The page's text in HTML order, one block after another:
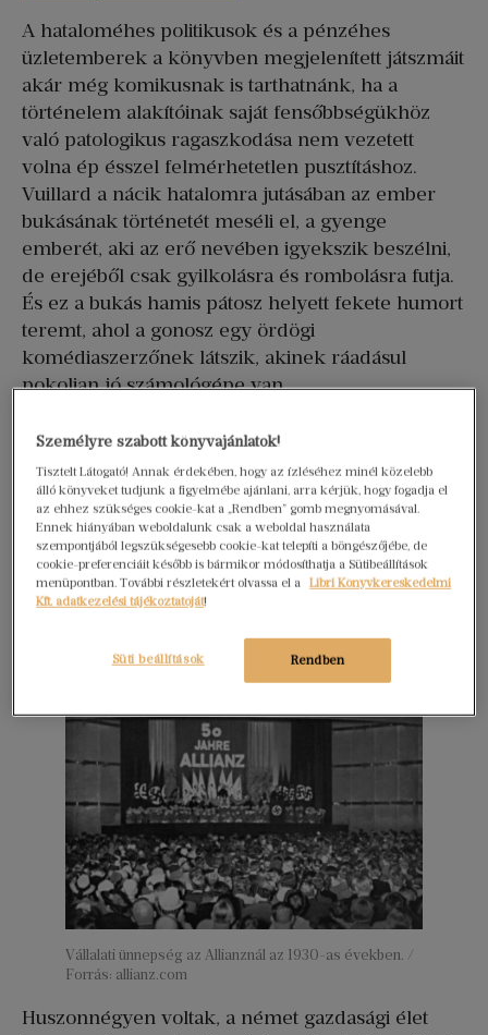
A hataloméhes politikusok és a pénzéhes
üzletemberek a könyvben megjelenített játszmáit
akár még komikusnak is tarthatnánk, ha a
történelem alakítóinak saját fensőbbségükhöz
való patologikus ragaszkodása nem vezetett
volna ép ésszel felmérhetetlen pusztításhoz.
Vuillard a nácik hatalomra jutásában az ember
bukásának történetét meséli el, a gyenge
emberét, aki az erő nevében igyekszik beszélni,
de erejéből csak gyilkolásra és rombolásra futja.
És ez a bukás hamis pátosz helyett fekete humort
teremt, ahol a gonosz egy ördögi
komédiaszerzőnek látszik, akinek ráadásul
pokolian jó számológépe van.
többi, írja Vuillard. „Pedig a legtöbben, bedőlve a
munka illedelmes, nagy hazugságának,
keményen gürcöltek egész délelőtt, egy néma,
jóravaló igazságot magukba sűrítő mozdulataik
serény pantomimmá tömörítették össze
létezésünk egész hőskölteményét”. Mindeközben
automobiljukból egy palota előtt, távol a tiszteletre
méltó munkásosztálytól.”
Vállalati ünnepség az Allianznál az 1930-as években. /
Forrás: allianz.com
Huszonnégyen voltak, a német gazdasági élet
Személyre szabott könyvajánlatok!
Tisztelt Látogató! Annak érdekében, hogy az ízléséhez minél közelebb
álló könyveket tudjunk a figyelmébe ajánlani, arra kérjük, hogy fogadja el
az ehhez szükséges cookie-kat a „Rendben” gomb megnyomásával.
Ennek hiányában weboldalunk csak a weboldal használata
szempontjából legszükségesebb cookie-kat telepíti a böngészőjébe, de
cookie-preferenciáit később is bármikor módosíthatja a Sütibeállítások
menüpontban. További részletekért olvassa el a Libri Könyvkereskedelmi
Kft. adatkezelési tájékoztatóját!
Rendben
Süti beállítások